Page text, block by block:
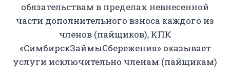
обязательствам в пределах невнесенной
части дополнительного взноса каждого из
членов (пайщиков), КПК
«СимбирскЗаймыСбережения» оказывает
услуги исключительно членам (пайщикам)